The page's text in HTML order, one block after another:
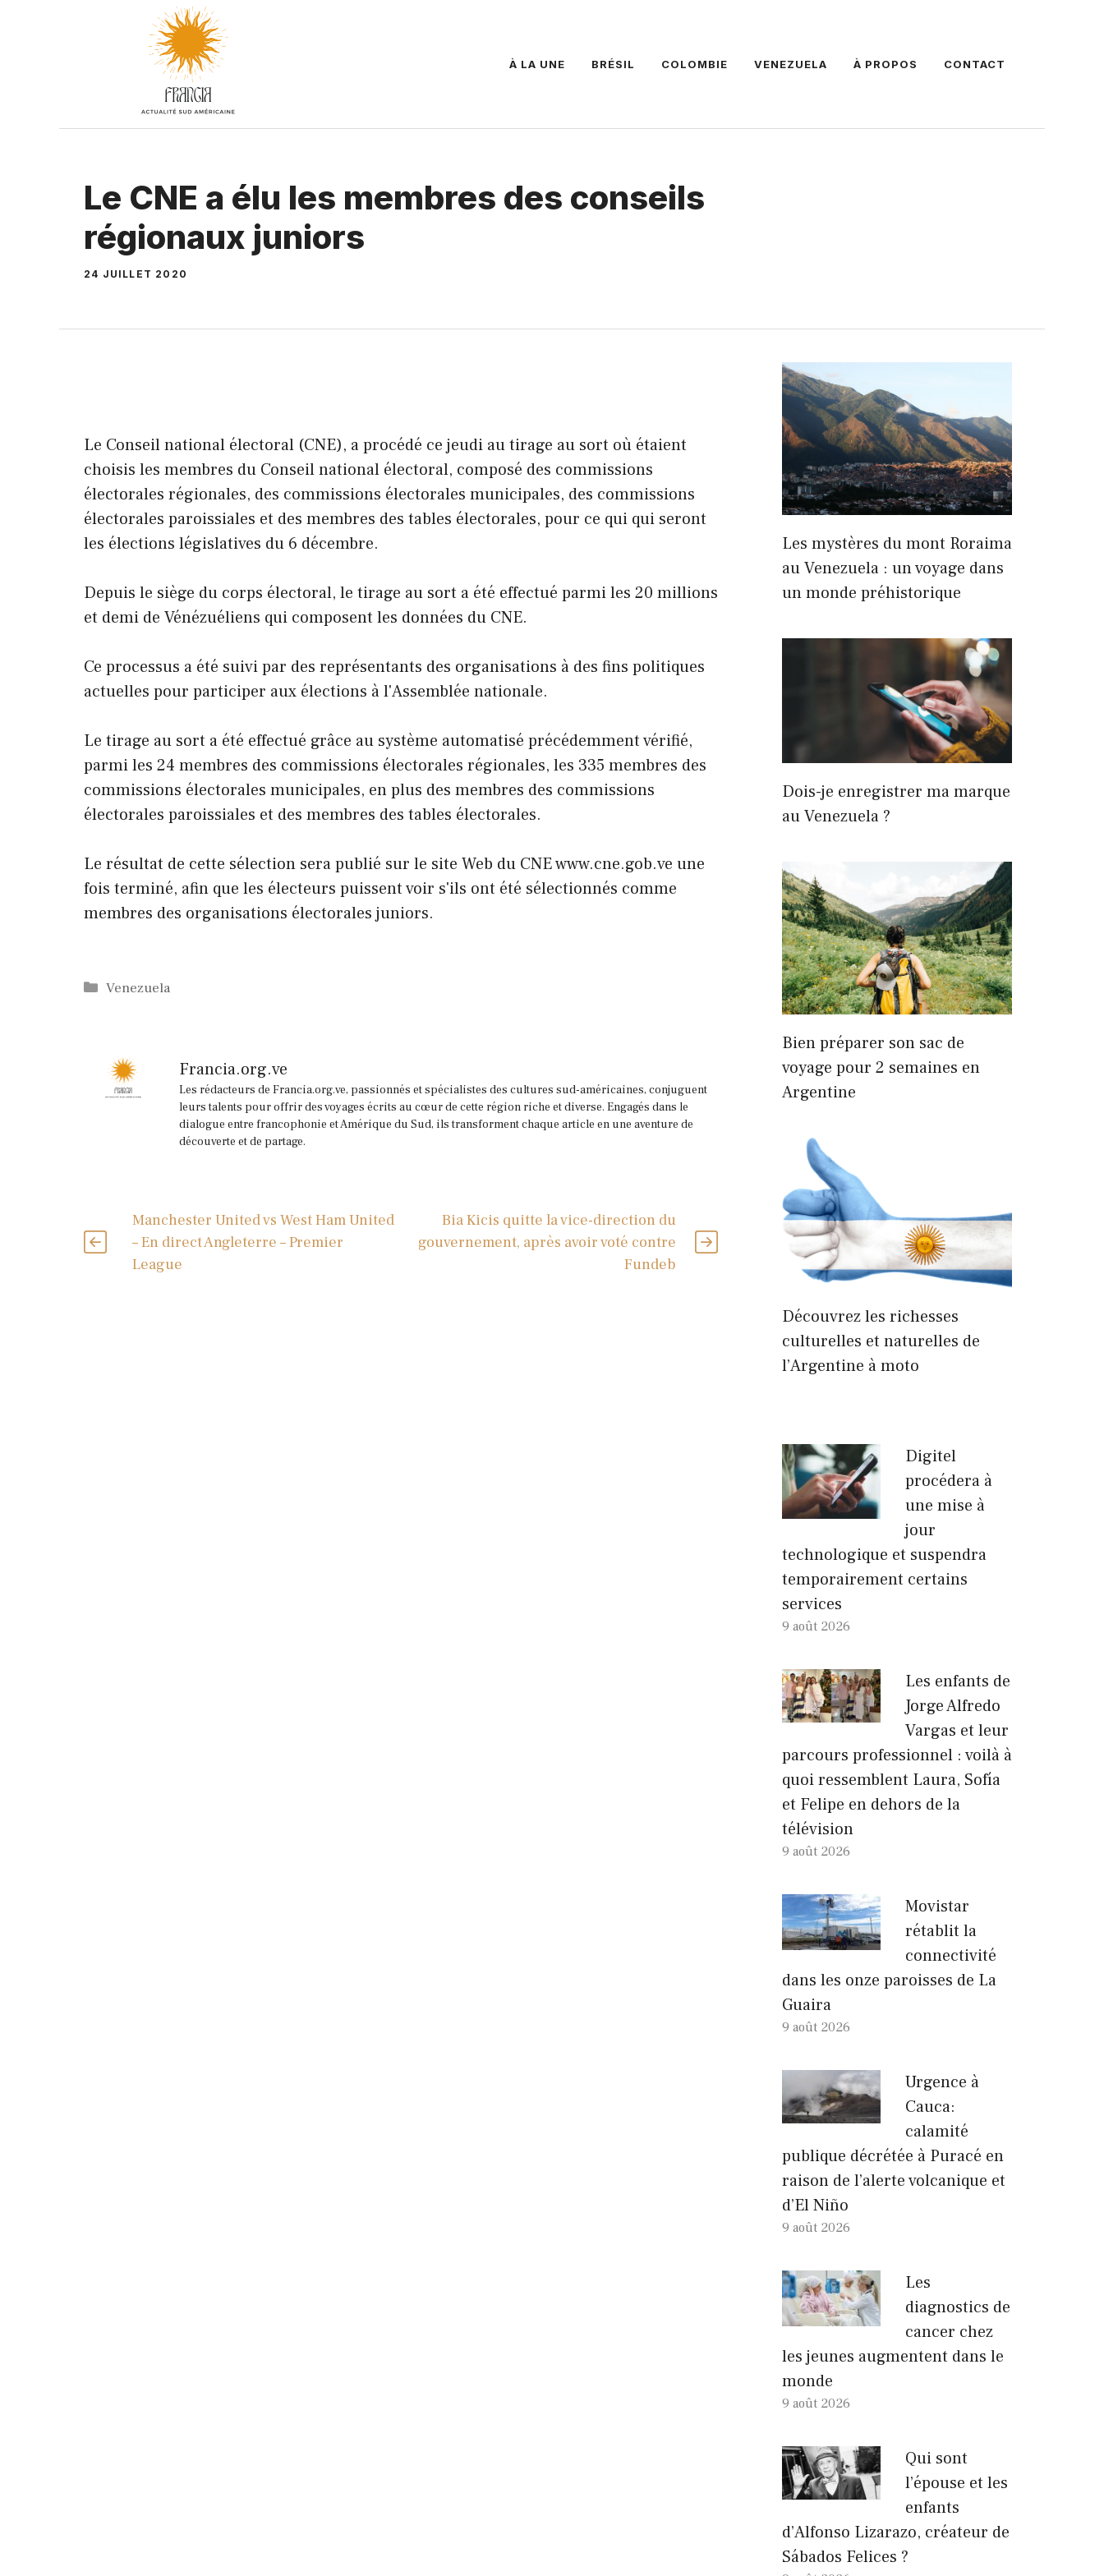
À LA UNE BRÉSIL COLOMBIE VENEZUELA À PROPOS CONTACT
Le CNE a élu les membres des conseils
régionaux juniors
24 JUILLET 2020
Le Conseil national électoral (CNE), a procédé ce jeudi au tirage au sort où étaient
choisis les membres du Conseil national électoral, composé des commissions
électorales régionales, des commissions électorales municipales, des commissions
électorales paroissiales et des membres des tables électorales, pour ce qui qui seront
les élections législatives du 6 décembre.
Depuis le siège du corps électoral, le tirage au sort a été effectué parmi les 20 millions
et demi de Vénézuéliens qui composent les données du CNE.
Ce processus a été suivi par des représentants des organisations à des fins politiques
actuelles pour participer aux élections à l'Assemblée nationale.
Le tirage au sort a été effectué grâce au système automatisé précédemment vérifié,
parmi les 24 membres des commissions électorales régionales, les 335 membres des
commissions électorales municipales, en plus des membres des commissions
électorales paroissiales et des membres des tables électorales.
Le résultat de cette sélection sera publié sur le site Web du CNE www.cne.gob.ve une
fois terminé, afin que les électeurs puissent voir s'ils ont été sélectionnés comme
membres des organisations électorales juniors.
Catégories
Venezuela
Francia.org.ve
Les rédacteurs de Francia.org.ve, passionnés et spécialistes des cultures sud-américaines, conjuguent
leurs talents pour offrir des voyages écrits au cœur de cette région riche et diverse. Engagés dans le
dialogue entre francophonie et Amérique du Sud, ils transforment chaque article en une aventure de
découverte et de partage.
Manchester United vs West Ham United
– En direct Angleterre – Premier
League
Bia Kicis quitte la vice-direction du
gouvernement, après avoir voté contre
Fundeb
Les mystères du mont Roraima
au Venezuela : un voyage dans
un monde préhistorique
Dois-je enregistrer ma marque
au Venezuela ?
Bien préparer son sac de
voyage pour 2 semaines en
Argentine
Découvrez les richesses
culturelles et naturelles de
l’Argentine à moto
Digitel
procédera à
une mise à
jour
technologique et suspendra
temporairement certains
services
9 août 2026
Les enfants de
Jorge Alfredo
Vargas et leur
parcours professionnel : voilà à
quoi ressemblent Laura, Sofía
et Felipe en dehors de la
télévision
9 août 2026
Movistar
rétablit la
connectivité
dans les onze paroisses de La
Guaira
9 août 2026
Urgence à
Cauca:
calamité
publique décrétée à Puracé en
raison de l’alerte volcanique et
d’El Niño
9 août 2026
Les
diagnostics de
cancer chez
les jeunes augmentent dans le
monde
9 août 2026
Qui sont
l’épouse et les
enfants
d’Alfonso Lizarazo, créateur de
Sábados Felices ?